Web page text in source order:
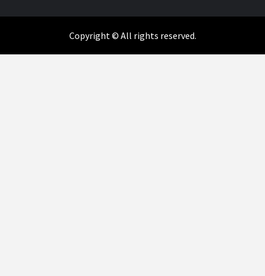
Copyright © All rights reserved.